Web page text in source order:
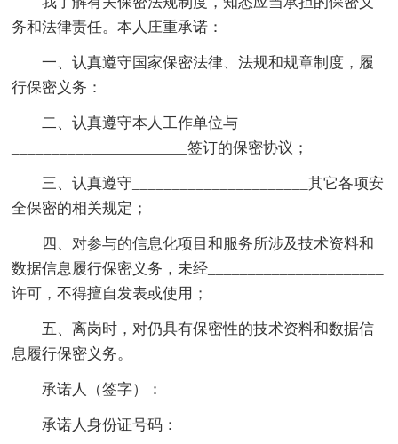
务和法律责任。本人庄重承诺：
一、认真遵守国家保密法律、法规和规章制度，履
行保密义务：
二、认真遵守本人工作单位与
______________________签订的保密协议；
三、认真遵守______________________其它各项安
全保密的相关规定；
四、对参与的信息化项目和服务所涉及技术资料和
数据信息履行保密义务，未经______________________
许可，不得擅自发表或使用；
五、离岗时，对仍具有保密性的技术资料和数据信
息履行保密义务。
承诺人（签字）：
承诺人身份证号码：